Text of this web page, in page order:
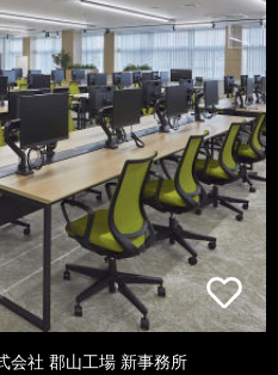
会社 郡山工場 新事務所